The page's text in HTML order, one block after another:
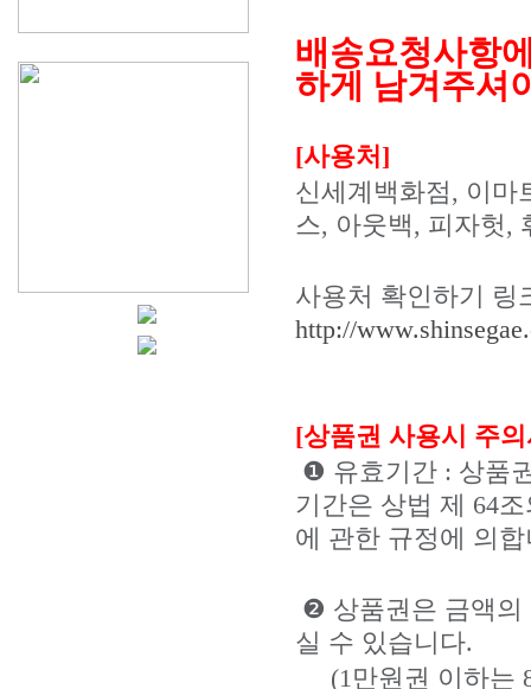
배송요청사항
하게 남겨주셔
[사용처]
신세계백화점, 이마
스, 아웃백, 피자헛,
사용처 확인하기 링
http://
[상품권 사용시 주
❶ 유효기간 : 상품
기간은 상법 제 64
에 관한 규정에 의
❷ 상품권은 금액의
실 수 있습니다.
(1만원권 이하는